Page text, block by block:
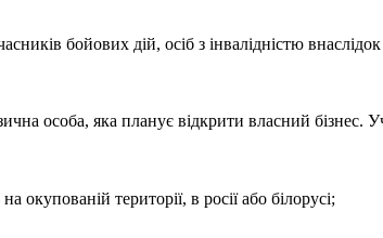
бойових дій, осіб з інвалідністю
особа, яка планує відкрити власний бізнес.
окупованій території, в росії або білорусі;